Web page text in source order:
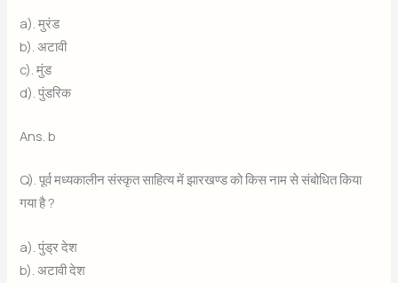
a). मुरंड
b). अटावी
c). मुंड
d). पुंडरिक
Ans. b
Q). पूर्व मध्यकालीन संस्कृत साहित्य में झारखण्ड को किस नाम से संबोधित किया
गया है ?
a). पुंड्र देश
b). अटावी देश